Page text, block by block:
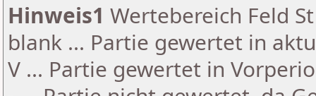
Hinweis1 Wertebereich Feld
blank ... Partie gewertet in
V ... Partie gewertet in